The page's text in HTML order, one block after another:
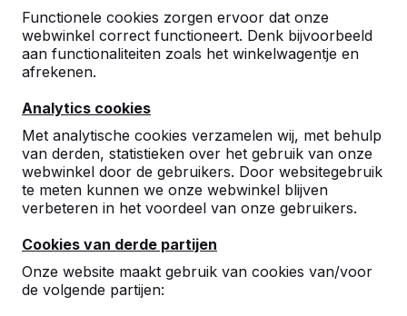
Functionele cookies zorgen ervoor dat onze
webwinkel correct functioneert. Denk bijvoorbeeld
aan functionaliteiten zoals het winkelwagentje en
afrekenen.
Analytics cookies
Met analytische cookies verzamelen wij, met behulp
van derden, statistieken over het gebruik van onze
webwinkel door de gebruikers. Door websitegebruik
te meten kunnen we onze webwinkel blijven
verbeteren in het voordeel van onze gebruikers.
Cookies van derde partijen
Onze website maakt gebruik van cookies van/voor
de volgende partijen:
fijn contact, attent, fijn bedrijf
Petra Zwart
23-09-2023
8
succes !!
Jeroen Reep
12-06-2019